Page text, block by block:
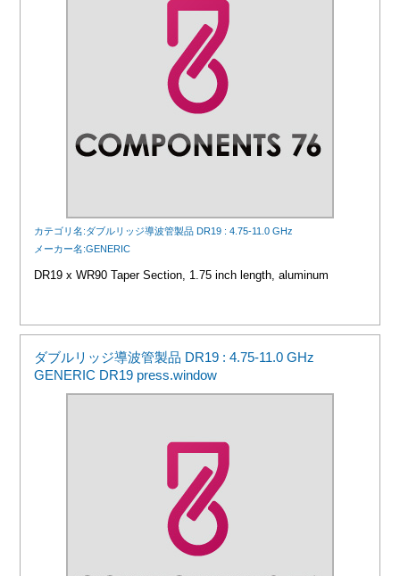
カテゴリ名:ダブルリッジ導波管製品 DR19 : 4.75-11.0 GHz
メーカー名:GENERIC
DR19 x WR90 Taper Section, 1.75 inch length, aluminum
ダブルリッジ導波管製品 DR19 : 4.75-11.0 GHz
GENERIC DR19 press.window